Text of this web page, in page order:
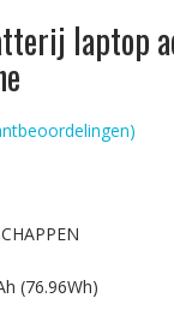
laptop
(76.96Wh)